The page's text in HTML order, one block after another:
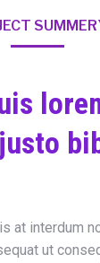
at interdum
ut